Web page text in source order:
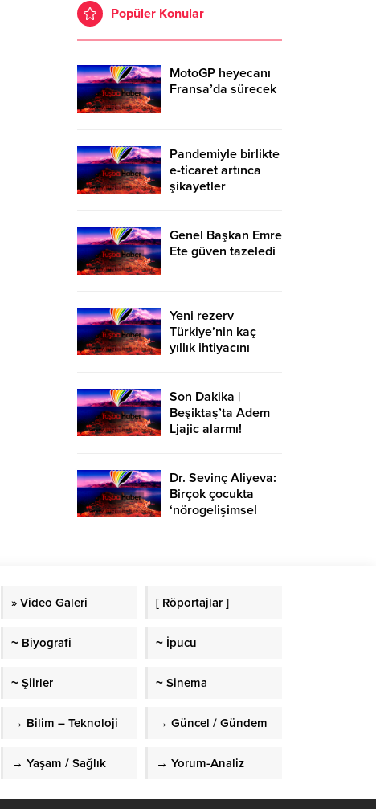
Popüler Konular
MotoGP heyecanı
Fransa’da sürecek
Pandemiyle birlikte
e-ticaret artınca
şikayetler
Genel Başkan Emre
Ete güven tazeledi
Yeni rezerv
Türkiye’nin kaç
yıllık ihtiyacını
Son Dakika |
Beşiktaş’ta Adem
Ljajic alarmı!
Dr. Sevinç Aliyeva:
Birçok çocukta
‘nörogelişimsel
» Video Galeri [ Röportajlar ]
~ Biyografi ~ İpucu
~ Şiirler ~ Sinema
→ Bilim – Teknoloji → Güncel / Gündem
→ Yaşam / Sağlık → Yorum-Analiz